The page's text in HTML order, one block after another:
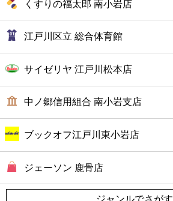
病院
ホテル
くすりの福太郎 南小岩店
江戸川区立 総合体育館
サイゼリヤ 江戸川松本店
中ノ郷信用組合 南小岩支店
ブックオフ江戸川東小岩店
ジェーソン 鹿骨店